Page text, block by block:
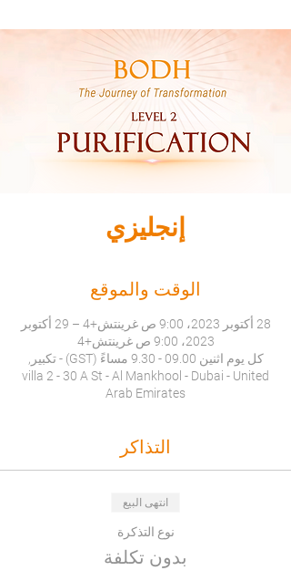
إنجليزي
الوقت والموقع
28 أكتوبر 2023، 9:00 ص غرينتش+4 – 29 أكتوبر
2023، 9:00 ص غرينتش+4
كل يوم اثنين 09.00 - 9.30 مساءً (GST) - تكبير,
villa 2 - 30 A St - Al Mankhool - Dubai - United
Arab Emirates
التذاكر
انتهى البيع
نوع التذكرة
بدون تكلفة